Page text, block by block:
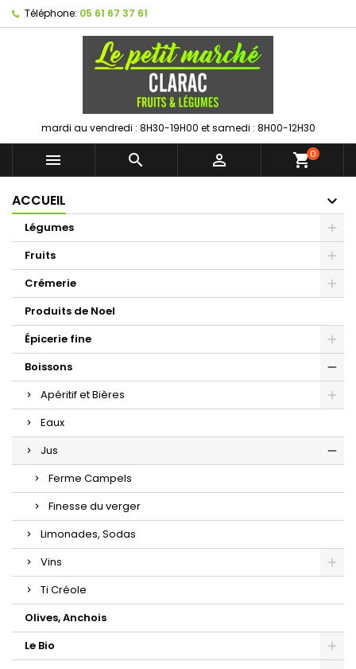
Téléphone: 05 61 67 37 61
mardi au vendredi : 8H30-19H00 et samedi : 8H00-12H30
   shopping_cart0
ACCUEIL
Légumes
Fruits
Crémerie
Produits de Noel
Épicerie fine
Boissons
Apéritif et Bières
Eaux
Jus
Ferme Campels
Finesse du verger
Limonades, Sodas
Vins
Ti Créole
Olives, Anchois
Le Bio